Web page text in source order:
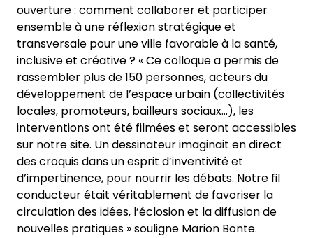
ouverture : comment collaborer et participer
ensemble à une réflexion stratégique et
transversale pour une ville favorable à la santé,
inclusive et créative ? « Ce colloque a permis de
rassembler plus de 150 personnes, acteurs du
développement de l’espace urbain (collectivités
locales, promoteurs, bailleurs sociaux…), les
interventions ont été filmées et seront accessibles
sur notre site. Un dessinateur imaginait en direct
des croquis dans un esprit d’inventivité et
d’impertinence, pour nourrir les débats. Notre fil
conducteur était véritablement de favoriser la
circulation des idées, l’éclosion et la diffusion de
nouvelles pratiques » souligne Marion Bonte.